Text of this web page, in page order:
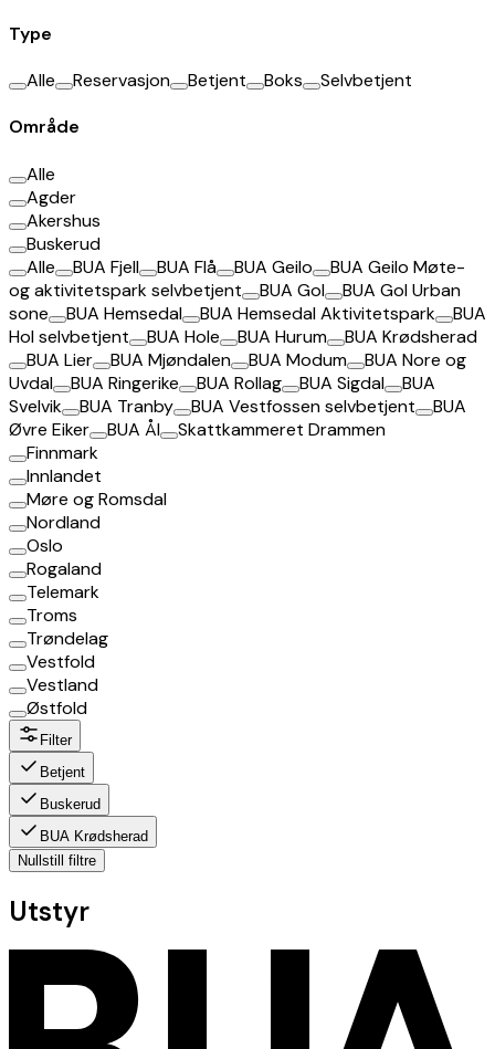
Type
Alle Reservasjon Betjent Boks Selvbetjent
Område
Alle
Agder
Akershus
Buskerud
Alle
BUA Fjell BUA Flå BUA Geilo
BUA Geilo Møte-
og aktivitetspark selvbetjent
BUA Gol
BUA Gol Urban
sone
BUA Hemsedal BUA Hemsedal Aktivitetspark
BUA
Hol selvbetjent
BUA Hole BUA Hurum
BUA Krødsherad
BUA Lier
BUA Mjøndalen BUA Modum
BUA Nore og
Uvdal
BUA Ringerike BUA Rollag BUA Sigdal
BUA
Svelvik
BUA Tranby BUA Vestfossen selvbetjent
BUA
Øvre Eiker
BUA Ål
Skattkammeret Drammen
Finnmark
Innlandet
Møre og Romsdal
Nordland
Oslo
Rogaland
Telemark
Troms
Trøndelag
Vestfold
Vestland
Østfold
Filter
Betjent
Buskerud
BUA Krødsherad
Nullstill filtre
Utstyr